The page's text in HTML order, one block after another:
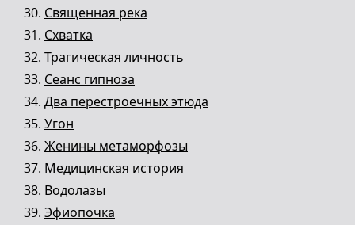
Священная река
Схватка
Трагическая личность
Сеанс гипноза
Два перестроечных этюда
Угон
Женины метаморфозы
Медицинская история
Водолазы
Эфиопочка